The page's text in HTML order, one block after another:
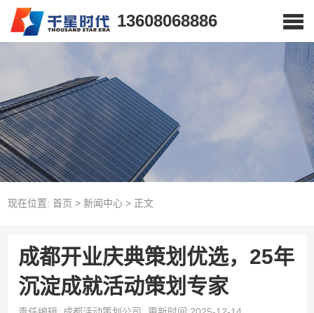
13608068886
现在位置: 首页 > 新闻中心> 正文
成都开业庆典策划优选，25年
沉淀成就活动策划专家